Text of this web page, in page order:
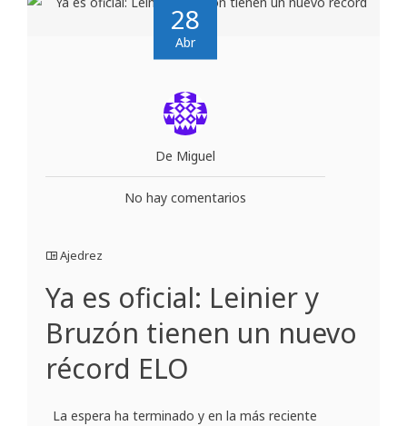
28
Abr
De Miguel
No hay comentarios
Ajedrez
Ya es oficial: Leinier y
Bruzón tienen un nuevo
récord ELO
La espera ha terminado y en la más reciente